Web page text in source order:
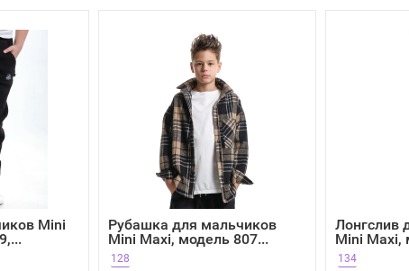
Mini
Рубашка для мальчиков
Mini Maxi, модель 807...
128
Лонгслив
Mini Maxi,
134